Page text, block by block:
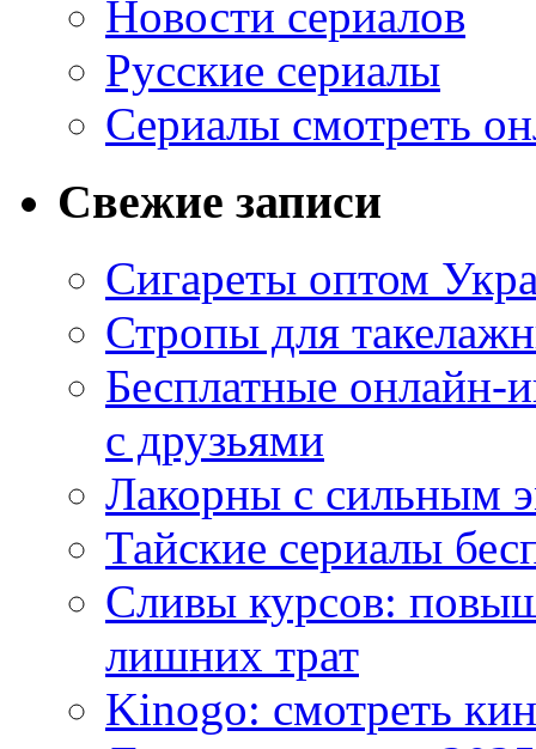
Новости сериалов
Русские сериалы
Сериалы смотреть
Свежие записи
Сигареты оптом
Стропы для
Бесплатные
с друзьями
Лакорны с сильным
Тайские сериалы
Сливы курсов:
лишних трат
Kinogo: смотреть